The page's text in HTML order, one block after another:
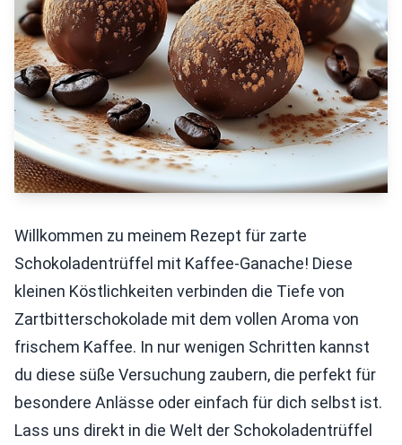
Willkommen zu meinem Rezept für zarte
Schokoladentrüffel mit Kaffee-Ganache! Diese
kleinen Köstlichkeiten verbinden die Tiefe von
Zartbitterschokolade mit dem vollen Aroma von
frischem Kaffee. In nur wenigen Schritten kannst
du diese süße Versuchung zaubern, die perfekt für
besondere Anlässe oder einfach für dich selbst ist.
Lass uns direkt in die Welt der Schokoladentrüffel